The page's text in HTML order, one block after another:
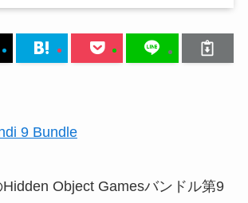
9 Bundle
Object Gamesバンドル第9